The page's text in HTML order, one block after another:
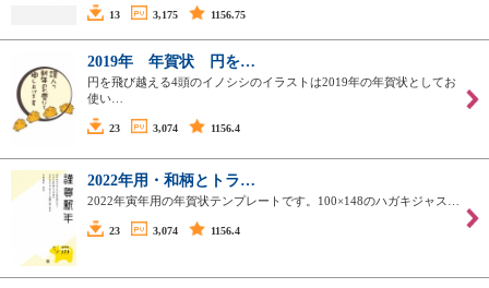
13 3,175 1156.75
2019年 年賀状 円を…
円を飛び越える4頭のイノシシのイラストは2019年の年賀状としてお
使い…
23 3,074 1156.4
2022年用・和柄とトラ…
2022年寅年用の年賀状テンプレートです。100×148のハガキジャス…
23 3,074 1156.4